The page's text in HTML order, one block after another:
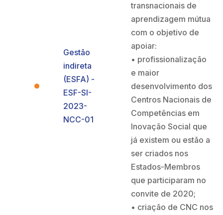
Gestão
indireta
(ESFA) -
ESF-SI-
2023-
NCC-01
transnacionais de
aprendizagem mútua
com o objetivo de
apoiar:
• profissionalização
e maior
desenvolvimento dos
Centros Nacionais de
Competências em
Inovação Social que
já existem ou estão a
ser criados nos
Estados-Membros
que participaram no
convite de 2020;
• criação de CNC nos